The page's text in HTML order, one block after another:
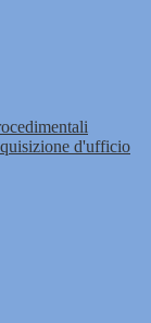
d'ufficio